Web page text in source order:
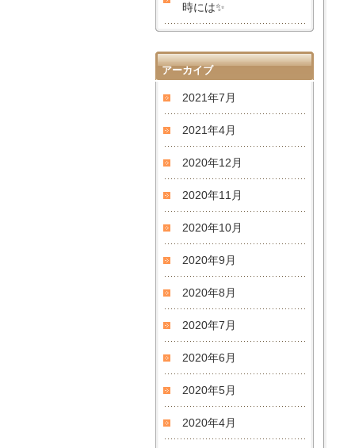
時には✨
アーカイブ
2021年7月
2021年4月
2020年12月
2020年11月
2020年10月
2020年9月
2020年8月
2020年7月
2020年6月
2020年5月
2020年4月